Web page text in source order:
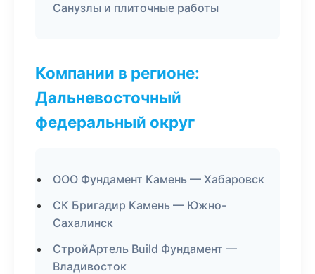
Санузлы и плиточные работы
Компании в регионе:
Дальневосточный
федеральный округ
ООО Фундамент Камень — Хабаровск
СК Бригадир Камень — Южно-
Сахалинск
СтройАртель Build Фундамент —
Владивосток